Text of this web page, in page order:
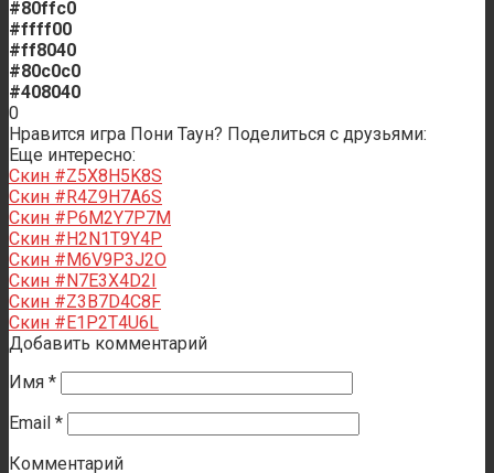
#80ffc0
#ffff00
#ff8040
#80c0c0
#408040
0
Нравится игра Пони Таун? Поделиться с друзьями:
Еще интересно:
Скин #Z5X8H5K8S
Скин #R4Z9H7A6S
Скин #P6M2Y7P7M
Скин #H2N1T9Y4P
Скин #M6V9P3J2O
Скин #N7E3X4D2I
Скин #Z3B7D4C8F
Скин #E1P2T4U6L
Добавить комментарий
Имя *
Email *
Комментарий